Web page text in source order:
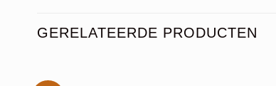
GERELATEERDE PRODUCTEN